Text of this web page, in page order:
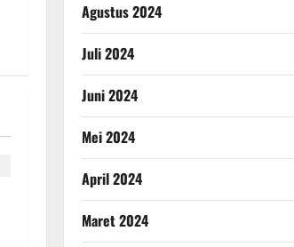
Agustus 2024
Juli 2024
Juni 2024
Mei 2024
April 2024
Maret 2024